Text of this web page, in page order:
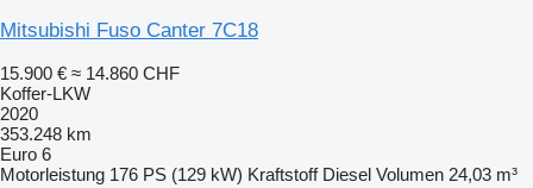
Mitsubishi Fuso Canter 7C18
15.900 € ≈ 14.860 CHF
Koffer-LKW
2020
353.248 km
Euro 6
Motorleistung 176 PS (129 kW) Kraftstoff Diesel Volumen 24,03 m³